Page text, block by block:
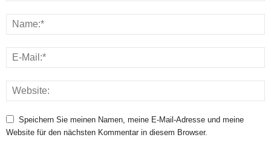
Speichern Sie meinen Namen, meine E-Mail-Adresse und meine
Website für den nächsten Kommentar in diesem Browser.